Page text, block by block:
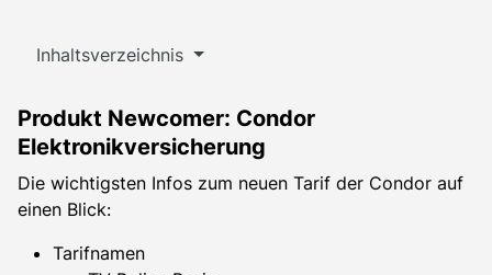
Inhaltsverzeichnis
Produkt Newcomer: Condor
Elektronikversicherung
Die wichtigsten Infos zum neuen Tarif der Condor auf
einen Blick:
Tarifnamen